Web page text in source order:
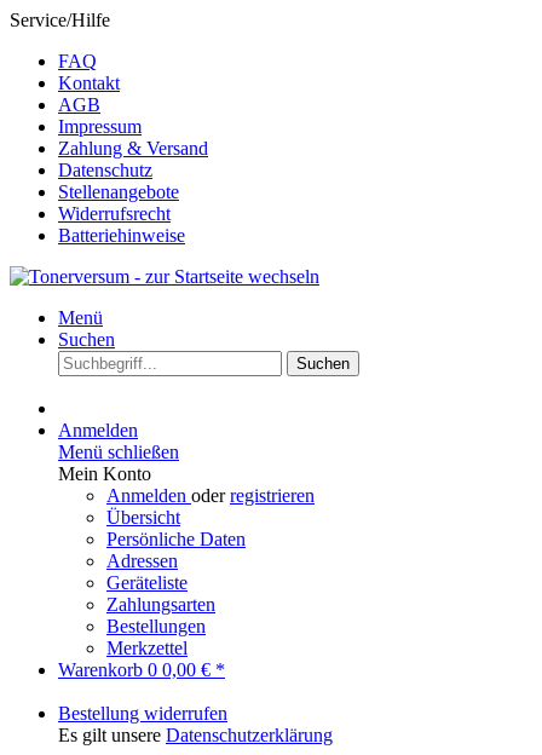
Service/Hilfe
FAQ
Kontakt
AGB
Impressum
Zahlung & Versand
Datenschutz
Stellenangebote
Widerrufsrecht
Batteriehinweise
Menü
Suchen
Suchen
Anmelden
Menü schließen
Mein Konto
Anmelden oderregistrieren
Übersicht
Persönliche Daten
Adressen
Geräteliste
Zahlungsarten
Bestellungen
Merkzettel
Warenkorb 0 0,00 € *
Bestellung widerrufen
Es gilt unsere Datenschutzerklärung